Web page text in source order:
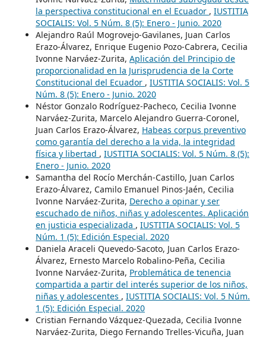
la perspectiva constitucional en el Ecuador , IUSTITIA
SOCIALIS: Vol. 5 Núm. 8 (5): Enero - Junio. 2020
Alejandro Raúl Mogrovejo-Gavilanes, Juan Carlos
Erazo-Álvarez, Enrique Eugenio Pozo-Cabrera, Cecilia
Ivonne Narváez-Zurita, Aplicación del Principio de
proporcionalidad en la Jurisprudencia de la Corte
Constitucional del Ecuador , IUSTITIA SOCIALIS: Vol. 5
Núm. 8 (5): Enero - Junio. 2020
Néstor Gonzalo Rodríguez-Pacheco, Cecilia Ivonne
Narváez-Zurita, Marcelo Alejandro Guerra-Coronel,
Juan Carlos Erazo-Álvarez, Habeas corpus preventivo
como garantía del derecho a la vida, la integridad
física y libertad , IUSTITIA SOCIALIS: Vol. 5 Núm. 8 (5):
Enero - Junio. 2020
Samantha del Rocío Merchán-Castillo, Juan Carlos
Erazo-Álvarez, Camilo Emanuel Pinos-Jaén, Cecilia
Ivonne Narváez-Zurita, Derecho a opinar y ser
escuchado de niños, niñas y adolescentes. Aplicación
en justicia especializada , IUSTITIA SOCIALIS: Vol. 5
Núm. 1 (5): Edición Especial. 2020
Daniela Araceli Quevedo-Sacoto, Juan Carlos Erazo-
Álvarez, Ernesto Marcelo Robalino-Peña, Cecilia
Ivonne Narváez-Zurita, Problemática de tenencia
compartida a partir del interés superior de los niños,
niñas y adolescentes , IUSTITIA SOCIALIS: Vol. 5 Núm.
1 (5): Edición Especial. 2020
Cristian Fernando Vázquez-Quezada, Cecilia Ivonne
Narváez-Zurita, Diego Fernando Trelles-Vicuña, Juan